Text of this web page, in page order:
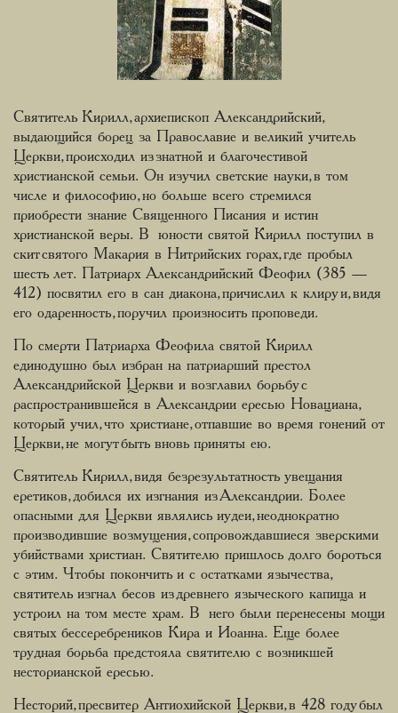
Святитель Кирилл, архиепископ Александрийский,
выдающийся борец за Православие и великий учитель
Церкви, происходил из знатной и благочестивой
христианской семьи. Он изучил светские науки, в том
числе и философию, но больше всего стремился
приобрести знание Священного Писания и истин
христианской веры. В юности святой Кирилл поступил в
скит святого Макария в Нитрийских горах, где пробыл
шесть лет. Патриарх Александрийский Феофил (385 —
412) посвятил его в сан диакона, причислил к клиру и, видя
его одаренность, поручил произносить проповеди.
По смерти Патриарха Феофила святой Кирилл
единодушно был избран на патриарший престол
Александрийской Церкви и возглавил борьбу с
распространившейся в Александрии ересью Новациана,
который учил, что христиане, отпавшие во время гонений от
Церкви, не могут быть вновь приняты ею.
Святитель Кирилл, видя безрезультатность увещания
еретиков, добился их изгнания из Александрии. Более
опасными для Церкви являлись иудеи, неоднократно
производившие возмущения, сопровождавшиеся зверскими
убийствами христиан. Святителю пришлось долго бороться
с этим. Чтобы покончить и с остатками язычества,
святитель изгнал бесов из древнего языческого капища и
устроил на том месте храм. В него были перенесены мощи
святых бессеребреников Кира и Иоанна. Еще более
трудная борьба предстояла святителю с возникшей
несторианской ересью.
Несторий, пресвитер Антиохийской Церкви, в 428 году был